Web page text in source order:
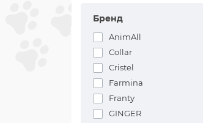
Бренд
AnimAll
Collar
Cristel
Farmina
Franty
GINGER